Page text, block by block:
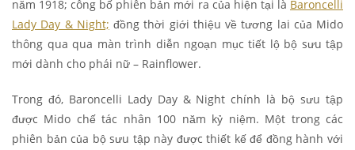
năm 1918; công bố phiên bản mới ra của hiện tại là Baroncelli
Lady Day & Night; đồng thời giới thiệu về tương lai của Mido
thông qua qua màn trình diễn ngoạn mục tiết lộ bộ sưu tập
mới dành cho phái nữ – Rainflower.
Trong đó, Baroncelli Lady Day & Night chính là bộ sưu tập
được Mido chế tác nhân 100 năm kỷ niệm. Một trong các
phiên bản của bộ sưu tập này được thiết kế để đồng hành với